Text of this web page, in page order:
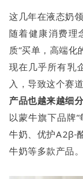
这几年在液态奶
随着健康消费理
质”买单，高端化
现在几乎所有乳
入，导致这个赛道
产品也越来越细
以蒙牛旗下品牌
牛奶、优护A2β-
牛奶等多款产品。